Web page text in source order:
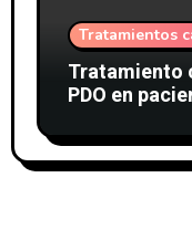
Tratamientos
Tratamiento
PDO en